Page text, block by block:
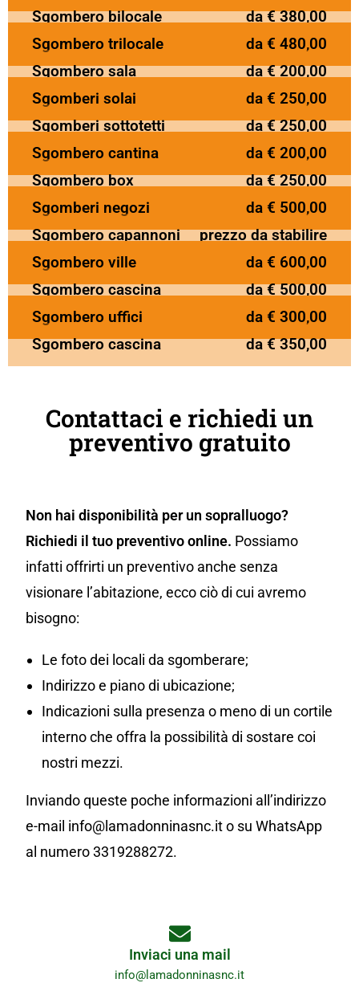
Sgombero bilocale
da € 380,00
Sgombero trilocale
da € 480,00
Sgombero sala
da € 200,00
Sgomberi solai
da € 250,00
Sgomberi sottotetti
da € 250,00
Sgombero cantina
da € 200,00
Sgombero box
da € 250,00
Sgomberi negozi
da € 500,00
Sgombero capannoni
prezzo da stabilire
Sgombero ville
da € 600,00
Sgombero cascina
da € 500,00
Sgombero uffici
da € 300,00
Sgombero cascina
da € 350,00
Contattaci e richiedi un
preventivo gratuito
Non hai disponibilità per un sopralluogo?
Richiedi il tuo preventivo online. Possiamo
infatti offrirti un preventivo anche senza
visionare l’abitazione, ecco ciò di cui avremo
bisogno:
Le foto dei locali da sgomberare;
Indirizzo e piano di ubicazione;
Indicazioni sulla presenza o meno di un cortile
interno che offra la possibilità di sostare coi
nostri mezzi.
Inviando queste poche informazioni all’indirizzo
e-mail info@lamadonninasnc.it o su WhatsApp
al numero 3319288272.
Inviaci una mail
info@lamadonninasnc.it